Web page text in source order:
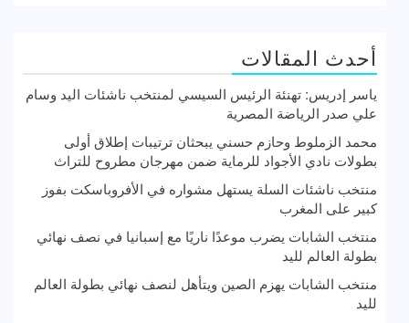
أحدث المقالات
ياسر إدريس: تهنئة الرئيس السيسي لمنتخب ناشئات اليد وسام
علي صدر الرياضة المصرية
محمد الزملوط وحازم حسني يبحثان ترتيبات إطلاق أولى
بطولات نادي الأجواد للرماية ضمن مهرجان مطروح للتراث
منتخب ناشئات السلة يستهل مشواره في الأفروباسكت بفوز
كبير على المغرب
منتخب الشابات يضرب موعدًا ناريًا مع إسبانيا في نصف نهائي
بطولة العالم لليد
منتخب الشابات يهزم الصين ويتأهل لنصف نهائي بطولة العالم
لليد